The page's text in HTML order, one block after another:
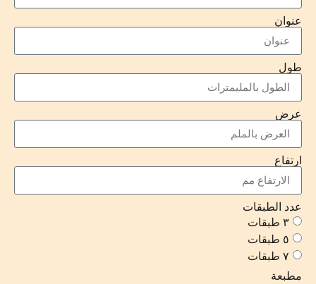
عنوان
طول
عرض
ارتفاع
عدد الطبقات
٣ طبقات
٥ طبقات
٧ طبقات
مطبعة